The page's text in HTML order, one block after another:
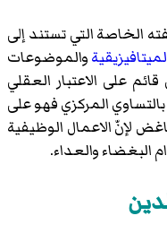
الخاصة التي تستند إلى
والموضوعات
على الاعتبار العقلي
المركزي فهو على
لإنّ الاعمال الوظيفية
البغضاء والعداء.